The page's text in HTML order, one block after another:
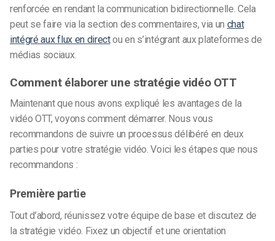
renforcée en rendant la communication bidirectionnelle. Cela
peut se faire via la section des commentaires, via un chat
intégré aux flux en directou en s’intégrant aux plateformes de
médias sociaux.
Comment élaborer une stratégie vidéo OTT
Maintenant que nous avons expliqué les avantages de la
vidéo OTT, voyons comment démarrer. Nous vous
recommandons de suivre un processus délibéré en deux
parties pour votre stratégie vidéo. Voici les étapes que nous
recommandons :
Première partie
Tout d’abord, réunissez votre équipe de base et discutez de
la stratégie vidéo. Fixez un objectif et une orientation